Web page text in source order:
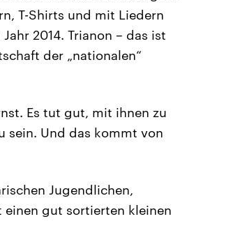
T-Shirts und mit Liedern
2014. Trianon – das ist
der „nationalen“
Es tut gut, mit ihnen zu
sein. Und das kommt von
Jugendlichen,
einen gut sortierten kleinen